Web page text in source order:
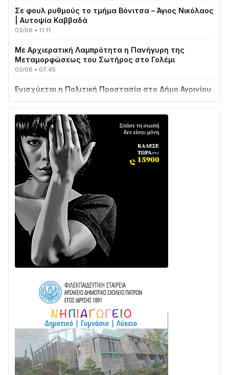
| Αυτοψία Καββαδά
03/08 • 11:11
Μεταμορφώσεως του Σωτήρος στο Γολέμι
03/08 • 07:45
με δύο νέα υδροφόρα οχήματα
Διαβάστε την «Ναυπακτία» που κυκλοφορεί
31/07 • 08:16
Δωρίδα για Όλους: «Καμία εκχώρηση των νερών
στην ΕΥΔΑΠ»
28/07 • 21:46
Διαβάστε την «Ναυπακτία» που κυκλοφορεί
24/07 • 11:31
ΕΚΤΑΚΤΟ – ΝΑΥΠΑΚΤΙΑ: ΣΥΝΑΓΕΡΜΟΣ ΣΤΗΝ
ΠΥΡΟΣΒΕΣΤΙΚΗ ΓΙΑ ΦΩΤΙΑ ΣΤΟΝ ΑΓΙΟ ΗΛΙΑ ΠΡΙΝ ΤΗ
ΓΡΑΝΙΤΣΑ
24/07 • 11:03
ΤΟ ΠΑΡΤΥ ΣΥΝΕΧΙΖΕΤΑΙ…
Στο σκοτάδι μεγάλο μέρος στο Λυγιά Ναυπάκτου
04/08 • 19:47
Σε τροχιά υλοποίησης η Παράκαμψη του Κέντρου
της Ναυπάκτου
04/08 • 12:08
Σε φουλ ρυθμούς το τμήμα Βόνιτσα – Άγιος Νικόλαος
| Αυτοψία Καββαδά